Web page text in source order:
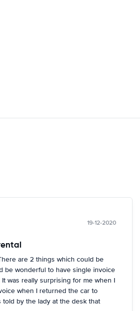
19-12-2020
are 2 things which could be
be wonderful to have single invoice
was really surprising for me when I
when I returned the car to
told by the lady at the desk that